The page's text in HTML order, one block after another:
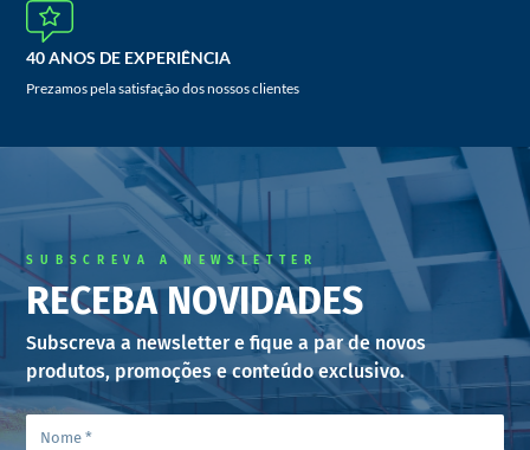
40 ANOS DE EXPERIÊNCIA
Prezamos pela satisfação dos nossos clientes
SUBSCREVA A NEWSLETTER
RECEBA NOVIDADES
Subscreva a newsletter e fique a par de novos
produtos, promoções e conteúdo exclusivo.